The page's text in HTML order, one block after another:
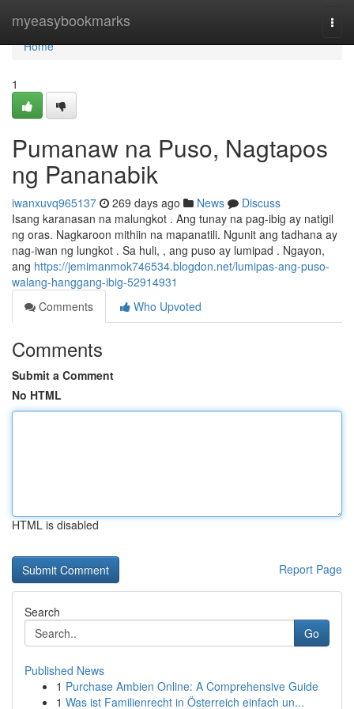
myeasybookmarks
Home
Home
1
Pumanaw na Puso, Nagtapos
ng Pananabik
iwanxuvq965137 269 days ago News
Discuss
Isang karanasan na malungkot . Ang tunay na pag-ibig ay natigil
ng oras. Nagkaroon mithiin na mapanatili. Ngunit ang tadhana ay
nag-iwan ng lungkot . Sa huli, , ang puso ay lumipad . Ngayon,
ang https://jemimanmok746534.blogdon.net/lumipas-ang-puso-
walang-hanggang-ibig-52914931
Comments
Who Upvoted
Comments
Submit a Comment
No HTML
HTML is disabled
Report Page
Search
Go
Published News
1 Purchase Ambien Online: A Comprehensive Guide
1 Was ist Familienrecht in Österreich einfach un...